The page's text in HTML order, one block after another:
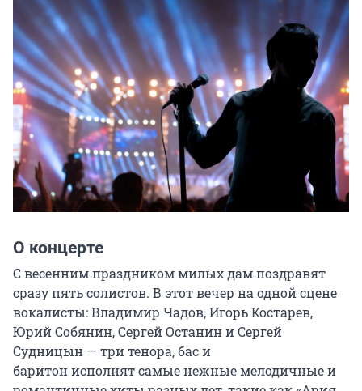
О концерте
С весенним праздником милых дам поздравят
сразу пять солистов. В этот вечер на одной сцене
вокалисты: Владимир Чадов, Игорь Костарев,
Юрий Собянин, Сергей Останин и Сергей
Судницын — три тенора, бас и
баритон исполнят самые нежные мелодичные и